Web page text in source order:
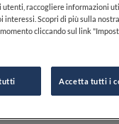
MARIAROSARIA BRUNO
utenti, raccogliere informazioni
Scopri di più sulla nostra
cliccando sul link
Accetta tutti i